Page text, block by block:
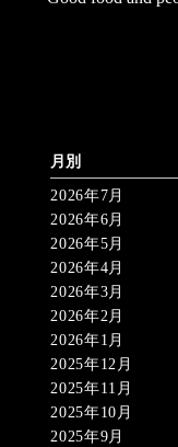
月別
2026年7月
2026年6月
2026年5月
2026年4月
2026年3月
2026年2月
2026年1月
2025年12月
2025年11月
2025年10月
2025年9月